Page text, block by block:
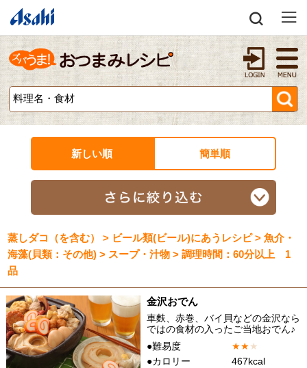
新しい順 簡単順
蒸しダコ（を含む） > ビール類(ビール)にあうレシピ > 魚介・
海藻(貝類：その他) > スープ・汁物 > 調理時間：60分以上 1
品
金沢おでん
車麩、赤巻、バイ貝などの金沢なら
ではの食材の入ったご当地おでん♪
●難易度
★★★
●カロリー
467kcal